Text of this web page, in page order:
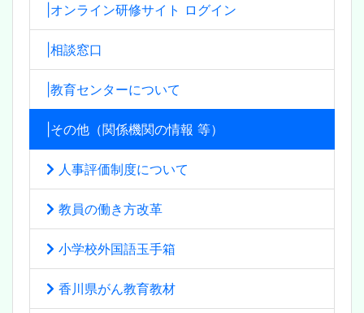
|オンライン研修サイト ログイン
|相談窓口
|教育センターについて
|その他（関係機関の情報 等）
人事評価制度について
教員の働き方改革
小学校外国語玉手箱
香川県がん教育教材